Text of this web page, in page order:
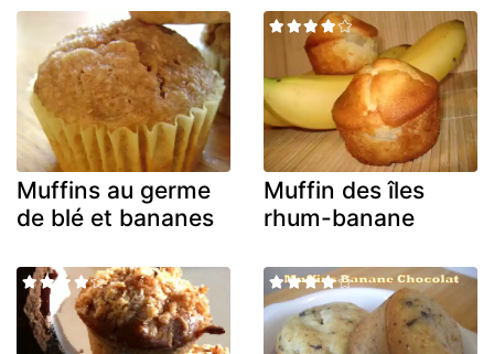
Muffins au germe
de blé et bananes
Muffin des îles
rhum-banane